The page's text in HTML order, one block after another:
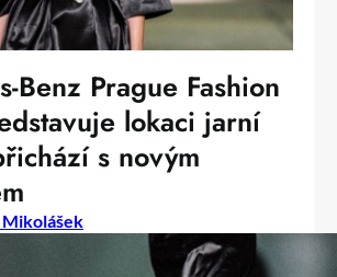
Benz Prague Fashion
lokaci jarní
s novým